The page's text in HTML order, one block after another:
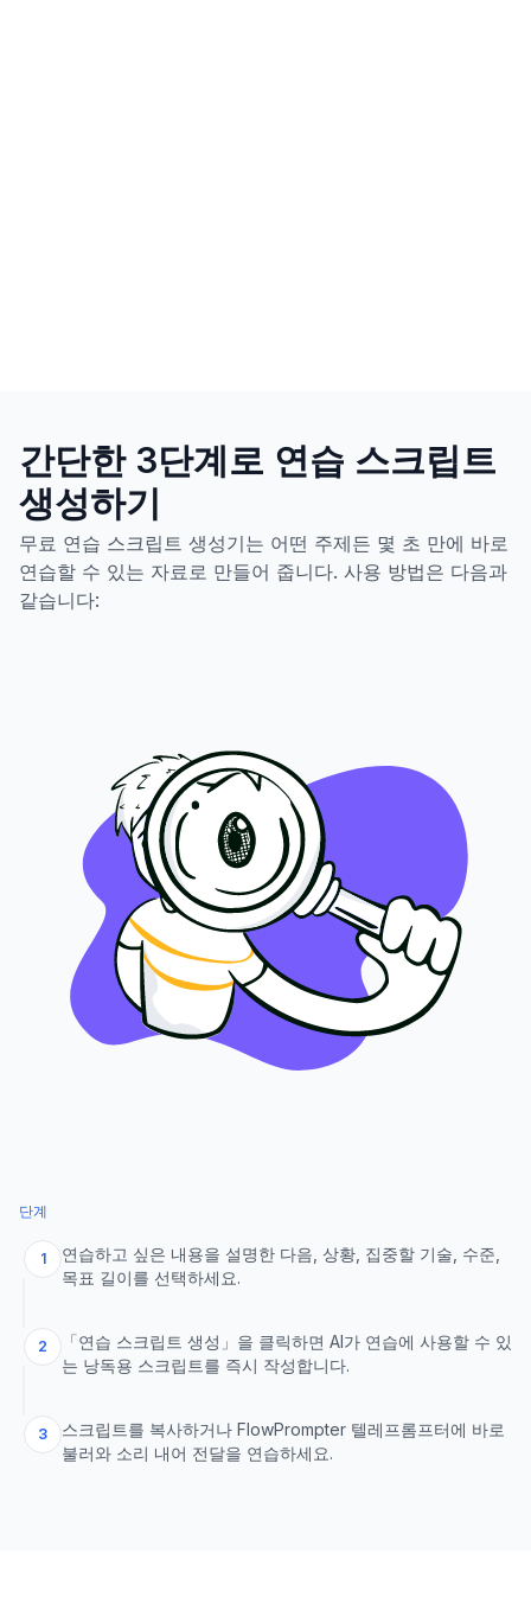
간단한 3단계로 연습 스크립트
생성하기
무료 연습 스크립트 생성기는 어떤 주제든 몇 초 만에 바로
연습할 수 있는 자료로 만들어 줍니다. 사용 방법은 다음과
같습니다:
단계
1
연습하고 싶은 내용을 설명한 다음, 상황, 집중할 기술, 수준,
목표 길이를 선택하세요.
2
「연습 스크립트 생성」을 클릭하면 AI가 연습에 사용할 수 있
는 낭독용 스크립트를 즉시 작성합니다.
3
스크립트를 복사하거나 FlowPrompter 텔레프롬프터에 바로
불러와 소리 내어 전달을 연습하세요.